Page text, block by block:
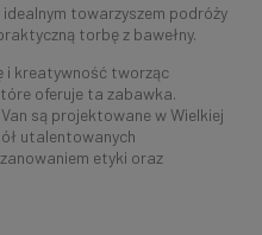
towarzyszem podróży
torbę z bawełny.
i kreatywność tworząc
oferuje ta zabawka.
są projektowane w Wielkiej
utalentowanych
etyki oraz